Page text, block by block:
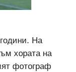
На
хората на
фотограф